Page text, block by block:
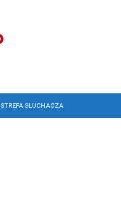
STREFA SŁUCHACZA